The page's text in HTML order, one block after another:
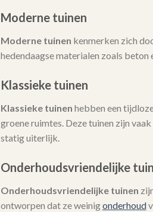
Moderne tuinen
Moderne tuinen kenmerken zich
hedendaagse materialen zoals beton
Klassieke tuinen
Klassieke tuinen hebben een
groene ruimtes. Deze tuinen zijn
statig uiterlijk.
Onderhoudsvriendelijke
Onderhoudsvriendelijke tuinen
ontworpen dat ze weinigonderhoud